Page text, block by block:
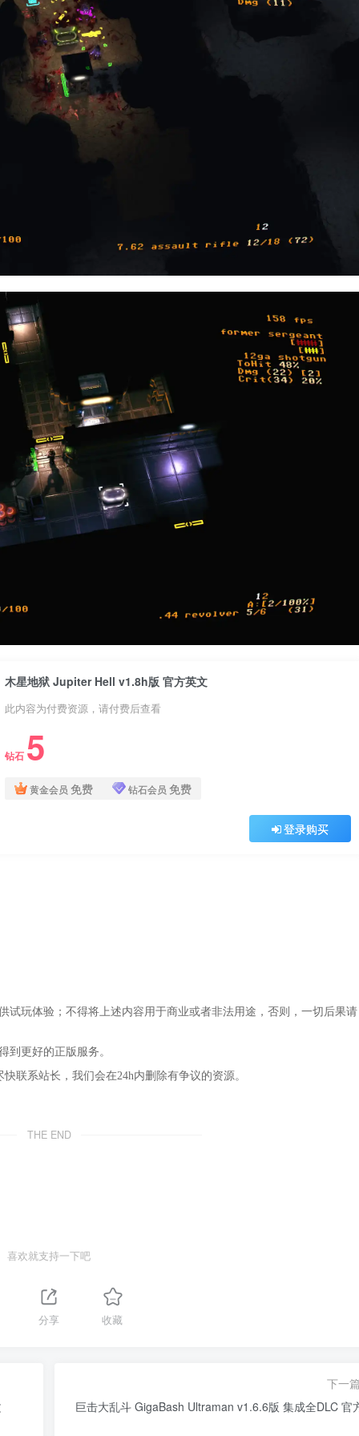
木星地狱 Jupiter Hell v1.8h版 官方英文
此内容为付费资源，请付费后查看
钻石 5
黄金会员 免费 钻石会员 免费
登录购买
试玩体验；不得将上述内容用于商业或者非法用途，否则，一切后果请
到更好的正版服务。
联系站长，我们会在24h内删除有争议的资源。
THE END
喜欢就支持一下吧
分享 收藏
下一篇
巨击大乱斗 GigaBash Ultraman v1.6.6版 集成全DLC 官